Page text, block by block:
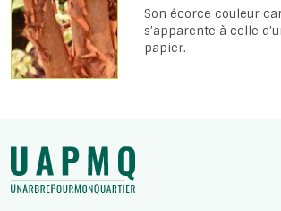
Son écorce couleur
s’apparente à celle
papier.